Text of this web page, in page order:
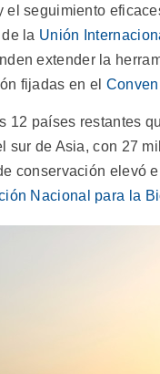
el seguimiento
la Unión
extender la
fijadas en el
12 países restantes
sur de Asia, con 27
conservación elevó
Nacional para la